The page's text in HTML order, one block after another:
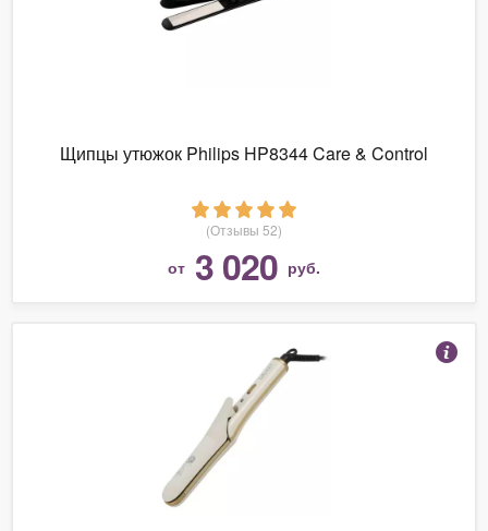
Щипцы утюжок Philips HP8344 Care & Control
(Отзывы 52)
от 3 020 руб.